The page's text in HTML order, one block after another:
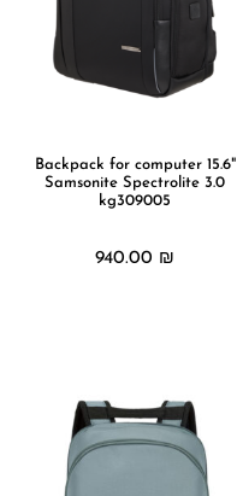
Backpack for computer 15.6"
Samsonite Spectrolite 3.0
kg309005
940.00 ₪